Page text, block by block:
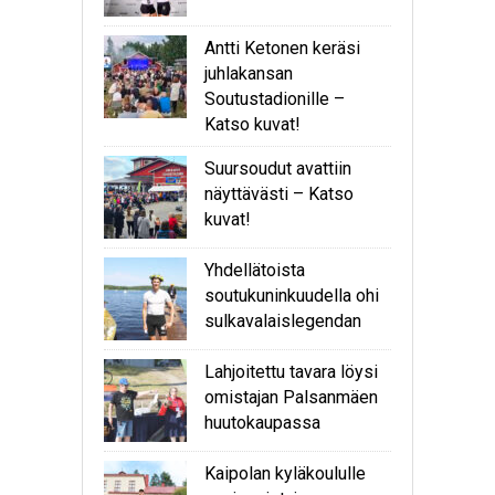
Antti Ketonen keräsi
juhlakansan
Soutustadionille –
Katso kuvat!
Suursoudut avattiin
näyttävästi – Katso
kuvat!
Yhdellätoista
soutukuninkuudella ohi
sulkavalaislegendan
Lahjoitettu tavara löysi
omistajan Palsanmäen
huutokaupassa
Kaipolan kyläkoululle